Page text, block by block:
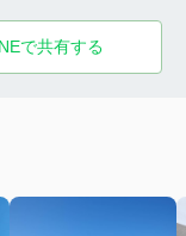
で共有する